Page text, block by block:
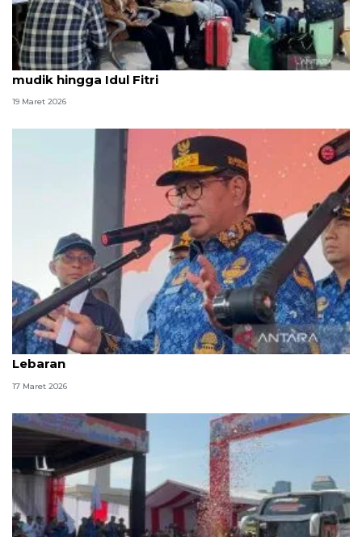
Warga DKI diminta jaga keamanan selama arus
mudik hingga Idul Fitri
19 Maret 2026
Pramono minta pemudik tak balik serentak setelah
Lebaran
17 Maret 2026